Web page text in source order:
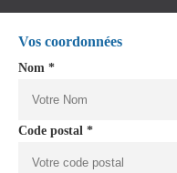
Vos coordonnées
Nom *
Code postal *